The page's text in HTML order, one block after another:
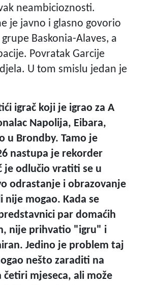
neambicioznosti.
je javno i glasno govorio
Baskonia-Alaves, a
Povratak Garcije
U tom smislu jedan je
igrač koji je igrao za A
Napolija, Eibara,
u Brondby. Tamo je
nastupa je rekorder
je odlučio vratiti se u
odrastanje i obrazovanje
nije mogao. Kada se
par domaćih
nije prihvatio "igru" i
Jedino je problem taj
nešto zaraditi na
mjeseca, ali može